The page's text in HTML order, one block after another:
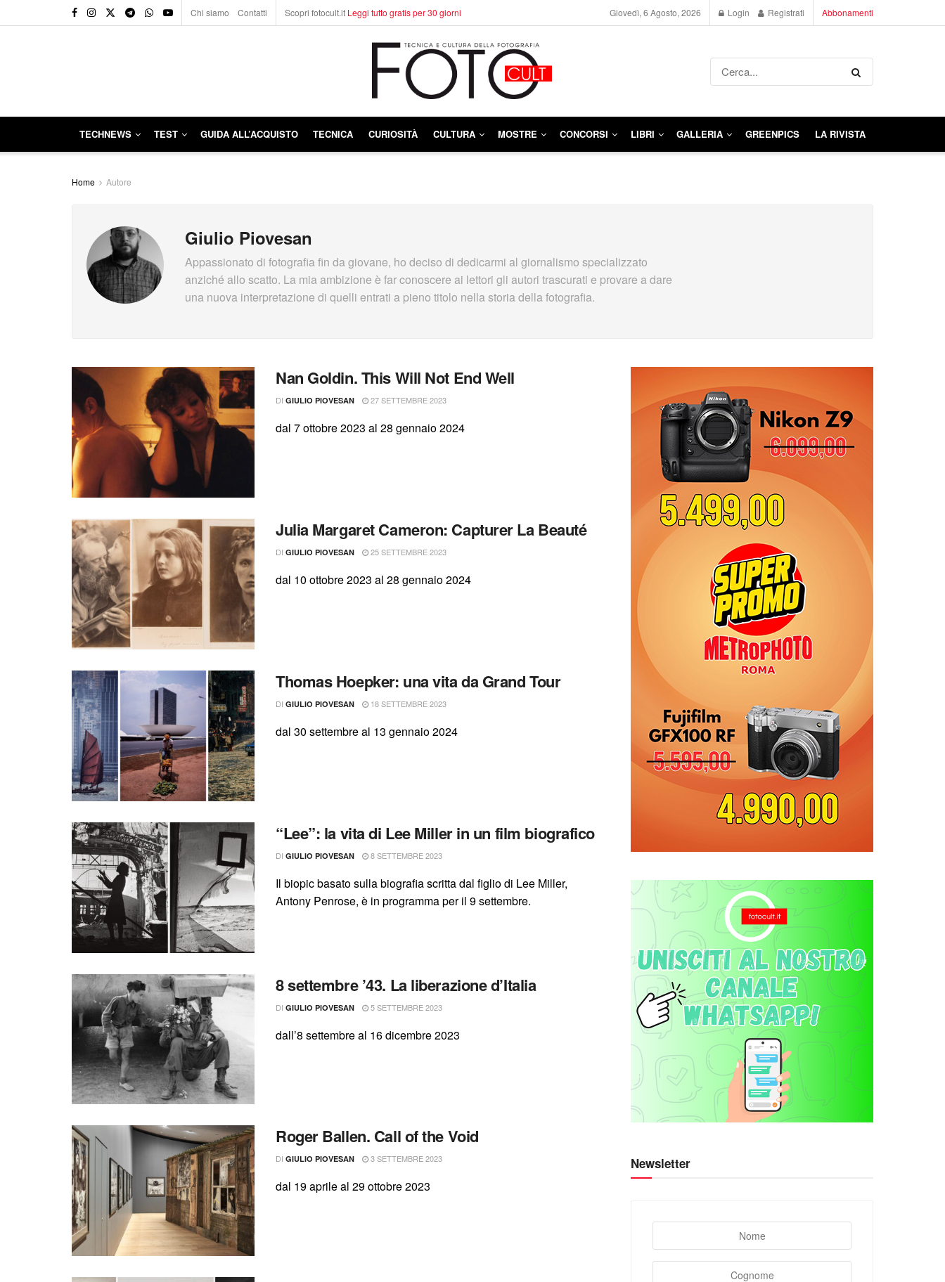
Chi siamo Contatti Scopri fotocult.it Leggi tutto gratis per 30 giorni Giovedì, 6 Agosto, 2026 Login Registrati Abbonamenti
TECHNEWS TEST GUIDA ALL’ACQUISTO TECNICA CURIOSITÀ CULTURA MOSTRE CONCORSI LIBRI GALLERIA GREENPICS LA RIVISTA
Home Autore
Giulio Piovesan
Appassionato di fotografia fin da giovane, ho deciso di dedicarmi al giornalismo specializzato
anziché allo scatto. La mia ambizione è far conoscere ai lettori gli autori trascurati e provare a dare
una nuova interpretazione di quelli entrati a pieno titolo nella storia della fotografia.
Nan Goldin. This Will Not End Well
DI GIULIO PIOVESAN 27 SETTEMBRE 2023
dal 7 ottobre 2023 al 28 gennaio 2024
Julia Margaret Cameron: Capturer La Beauté
DI GIULIO PIOVESAN 25 SETTEMBRE 2023
dal 10 ottobre 2023 al 28 gennaio 2024
Thomas Hoepker: una vita da Grand Tour
DI GIULIO PIOVESAN 18 SETTEMBRE 2023
dal 30 settembre al 13 gennaio 2024
“Lee”: la vita di Lee Miller in un film biografico
DI GIULIO PIOVESAN 8 SETTEMBRE 2023
Il biopic basato sulla biografia scritta dal figlio di Lee Miller,
Antony Penrose, è in programma per il 9 settembre.
8 settembre ’43. La liberazione d’Italia
DI GIULIO PIOVESAN 5 SETTEMBRE 2023
dall’8 settembre al 16 dicembre 2023
Roger Ballen. Call of the Void
DI GIULIO PIOVESAN 3 SETTEMBRE 2023
dal 19 aprile al 29 ottobre 2023
Newsletter